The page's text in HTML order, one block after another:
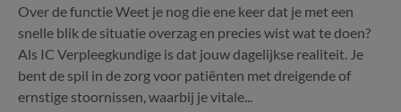
Over de functie Weet je nog die ene keer dat je met een
snelle blik de situatie overzag en precies wist wat te doen?
Als IC Verpleegkundige is dat jouw dagelijkse realiteit. Je
bent de spil in de zorg voor patiënten met dreigende of
ernstige stoornissen, waarbij je vitale...